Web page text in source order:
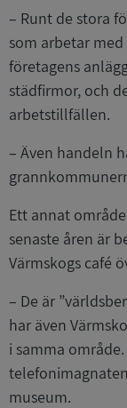
– Runt de stora
som arbetar
företagens
städfirmor, och
arbetstillfällen.
– Även handeln
Ett annat
senaste åren är
Värmskogs café
– De är
har även
i samma
museum.